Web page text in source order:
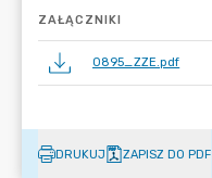
ZAŁĄCZNIKI
0895_ZZE.pdf
DRUKUJ ZAPISZ DO PDF